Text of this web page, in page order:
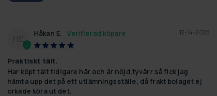
HE
12-14-2025
Håkan E.
Praktiskt tält.
Har köpt tält tidigare här och är nöjd,tyvärr så fick jag
hämta upp det på ett utlämningsställe, då frakt bolaget ej
orkade köra ut det.